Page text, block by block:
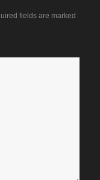
fields are marked